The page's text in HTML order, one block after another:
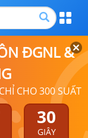
ĐGNL &
CHO 300 SUẤT
30
GIÂY